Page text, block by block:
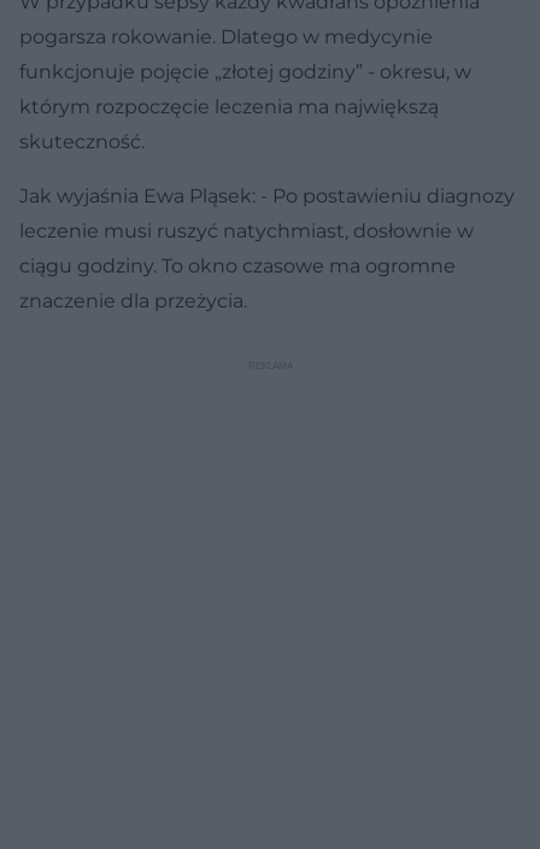
pogarsza rokowanie. Dlatego w medycynie
funkcjonuje pojęcie „złotej godziny” - okresu, w
którym rozpoczęcie leczenia ma największą
skuteczność.
Jak wyjaśnia Ewa Pląsek: - Po postawieniu diagnozy
leczenie musi ruszyć natychmiast, dosłownie w
ciągu godziny. To okno czasowe ma ogromne
znaczenie dla przeżycia.